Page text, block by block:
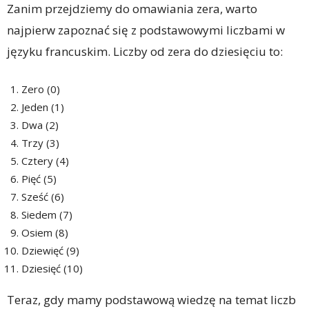
Zanim przejdziemy do omawiania zera, warto
najpierw zapoznać się z podstawowymi liczbami w
języku francuskim. Liczby od zera do dziesięciu to:
Zero (0)
Jeden (1)
Dwa (2)
Trzy (3)
Cztery (4)
Pięć (5)
Sześć (6)
Siedem (7)
Osiem (8)
Dziewięć (9)
Dziesięć (10)
Teraz, gdy mamy podstawową wiedzę na temat liczb